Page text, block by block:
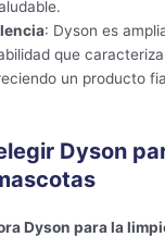
: Dyson es
que
un producto
Dyson
Dyson para la